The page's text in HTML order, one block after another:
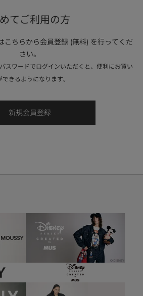
てご利用の方
こちらから会員登録 (無料) を行ってくだ
さい。
スワードでログインいただくと、便利にお買い
できるようになります。